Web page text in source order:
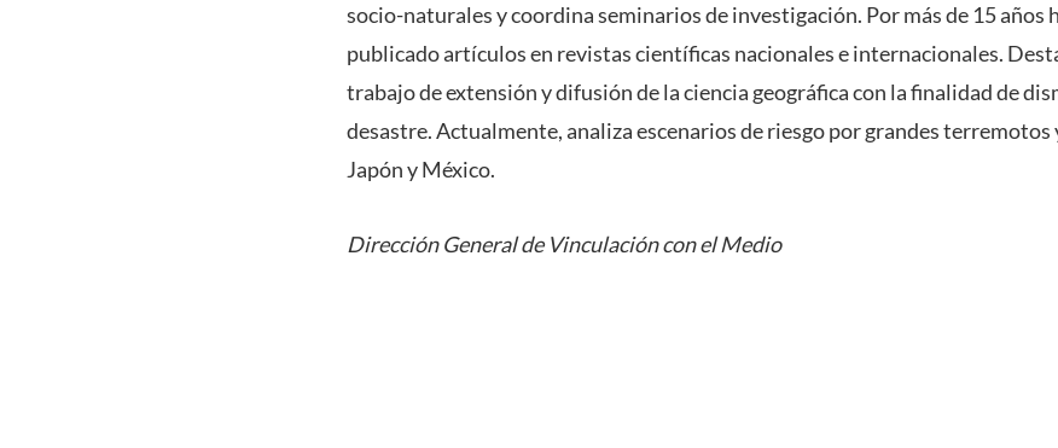
socio-naturales y coordina seminarios de investigación. Por más de 15 años
publicado artículos en revistas científicas nacionales e internacionales.
trabajo de extensión y difusión de la ciencia geográfica con la finalidad de
desastre. Actualmente, analiza escenarios de riesgo por grandes terremotos
Japón y México.
Dirección General de Vinculación con el Medio